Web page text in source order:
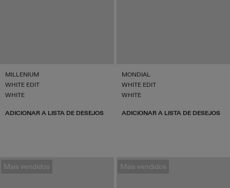
MILLENIUM
WHITE EDIT
WHITE
ADICIONAR A LISTA DE DESEJOS
MONDIAL
WHITE EDIT
WHITE
ADICIONAR A LISTA DE DESEJOS
Mais vendidos Mais vendidos